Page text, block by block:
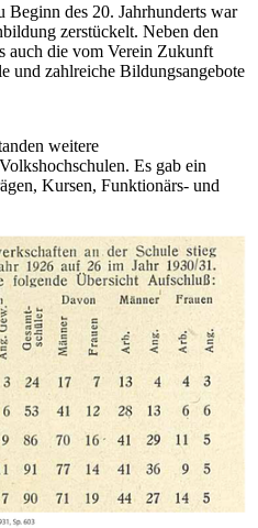
Beginn des 20. Jahrhunderts war
zerstückelt. Neben den
auch die vom Verein Zukunft
und zahlreiche Bildungsangebote
weitere
Es gab ein
Kursen, Funktionärs- und